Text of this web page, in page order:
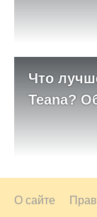
Что
Teana?
О сайте